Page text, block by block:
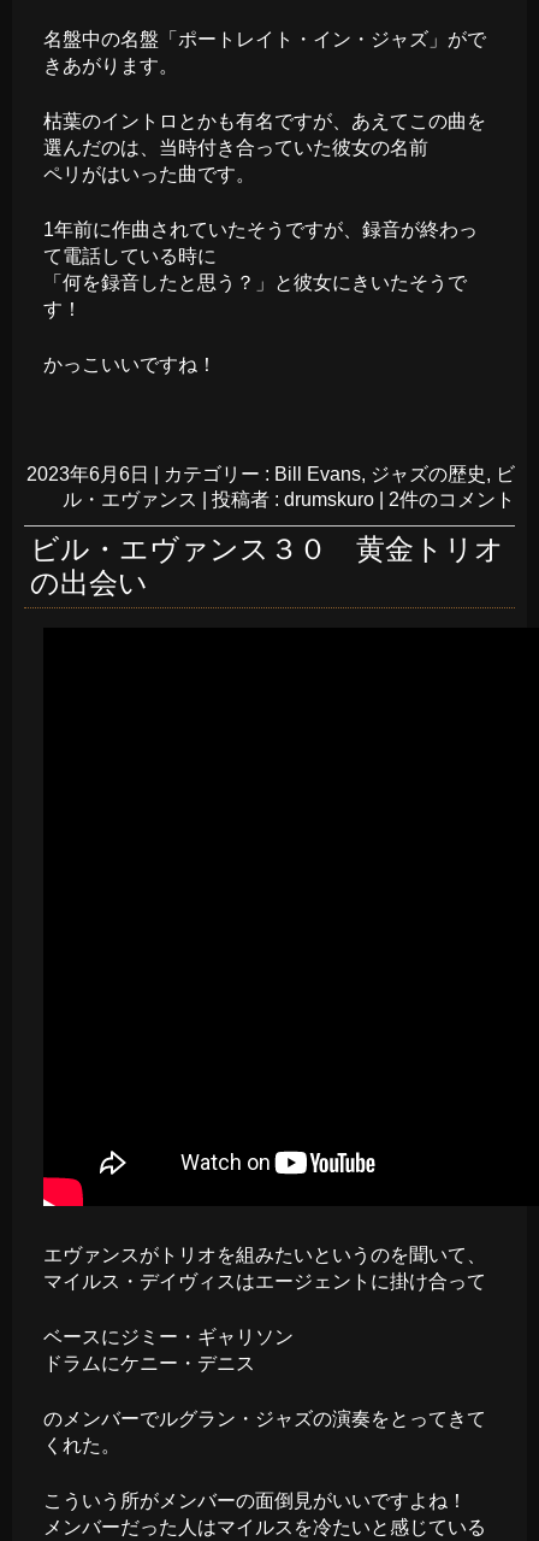
名盤中の名盤「ポートレイト・イン・ジャズ」がで
きあがります。
枯葉のイントロとかも有名ですが、あえてこの曲を
選んだのは、当時付き合っていた彼女の名前
ペリがはいった曲です。
1年前に作曲されていたそうですが、録音が終わっ
て電話している時に
「何を録音したと思う？」と彼女にきいたそうで
す！
かっこいいですね！
2023年6月6日 カテゴリー : Bill Evans, ジャズの歴史, ビ
ル・エヴァンス
投稿者 : drumskuro 2件のコメント
ビル・エヴァンス３０ 黄金トリオ
の出会い
エヴァンスがトリオを組みたいというのを聞いて、
マイルス・デイヴィスはエージェントに掛け合って
ベースにジミー・ギャリソン
ドラムにケニー・デニス
のメンバーでルグラン・ジャズの演奏をとってきて
くれた。
こういう所がメンバーの面倒見がいいですよね！
メンバーだった人はマイルスを冷たいと感じている